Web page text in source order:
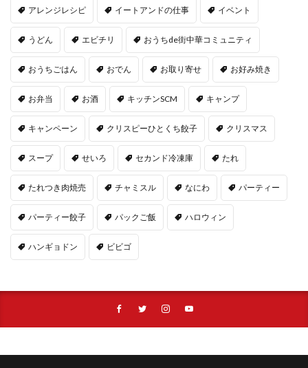
アレンジレシピ イートアンドの仕事 イベント
うどん エビチリ おうちde街中華コミュニティ
おうちごはん おでん お取り寄せ お好み焼き
お弁当 お酒 キッチンSCM キャンプ
キャンペーン クリスピーひとくち餃子 クリスマス
スープ せいろ セカンド冷凍庫 たれ
たれつき肉焼売 チャミスル なにわ パーティー
パーティー餃子 パックご飯 ハロウィン
ハンギョドン ビビゴ